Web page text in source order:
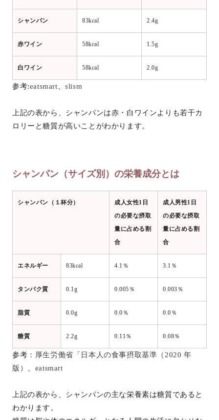
シャンパン 83kcal 2.4g
赤ワイン 58kcal 1.5g
白ワイン 58kcal 2.0g
参考:eatsmart 、slism
上記の表から、シャンパンは赤・白ワインよりも若干カ
ロリーと糖質が高いことがわかります。
シャンパン（サイズ別）の栄養成分とは
シャンパン（１杯分）
成人女性1日
の必要な摂取
量に占める割
合
成人男性1日
の必要な摂取
量に占める割
合
エネルギー 83kcal 4.1％ 3.1％
タンパク質 0.1g 0.005％ 0.003％
脂質 0.0g 0.0％ 0.0％
糖質 2.2g 0.11％ 0.08％
参考： 厚生労働省「日本人の食事摂取基準（2020 年
版）
eatsmart
上記の表から、シャンパンの主な栄養素は糖質であると
わかります。